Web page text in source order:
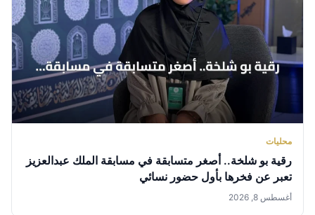
محليات
رقية بو شلخة.. أصغر متسابقة في مسابقة الملك عبدالعزيز
تعبر عن فخرها بأول حضور نسائي
أغسطس 8, 2026